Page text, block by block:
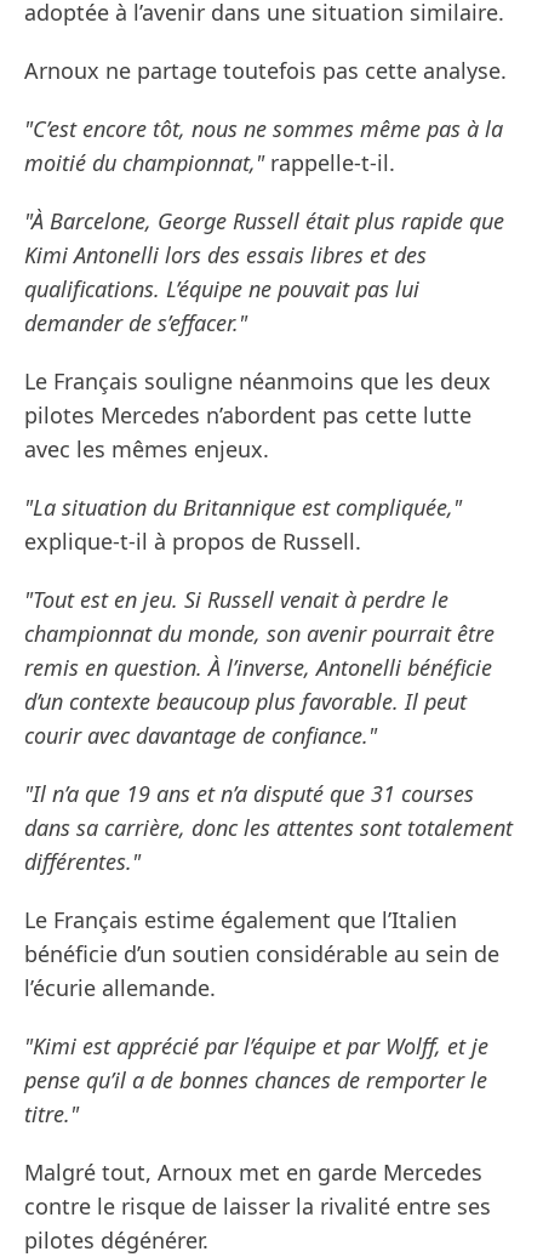
adoptée à l’avenir dans une situation similaire.
Arnoux ne partage toutefois pas cette analyse.
"C’est encore tôt, nous ne sommes même pas à la
moitié du championnat,"rappelle-t-il.
"À Barcelone, George Russell était plus rapide que
Kimi Antonelli lors des essais libres et des
qualifications. L’équipe ne pouvait pas lui
demander de s’effacer."
Le Français souligne néanmoins que les deux
pilotes Mercedes n’abordent pas cette lutte
avec les mêmes enjeux.
"La situation du Britannique est compliquée,"
explique-t-il à propos de Russell.
"Tout est en jeu. Si Russell venait à perdre le
championnat du monde, son avenir pourrait être
remis en question. À l’inverse, Antonelli bénéficie
d’un contexte beaucoup plus favorable. Il peut
courir avec davantage de confiance."
"Il n’a que 19 ans et n’a disputé que 31 courses
dans sa carrière, donc les attentes sont totalement
différentes."
Le Français estime également que l’Italien
bénéficie d’un soutien considérable au sein de
l’écurie allemande.
"Kimi est apprécié par l’équipe et par Wolff, et je
pense qu’il a de bonnes chances de remporter le
titre."
Malgré tout, Arnoux met en garde Mercedes
contre le risque de laisser la rivalité entre ses
pilotes dégénérer.